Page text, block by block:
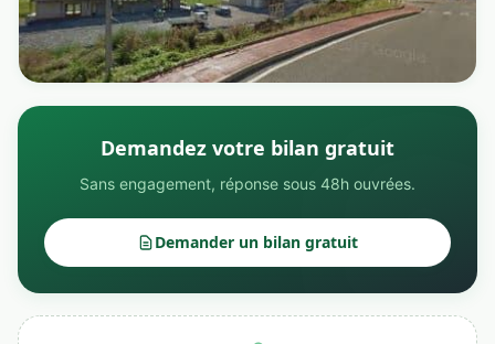
Demandez votre bilan gratuit
Sans engagement, réponse sous 48h ouvrées.
Demander un bilan gratuit